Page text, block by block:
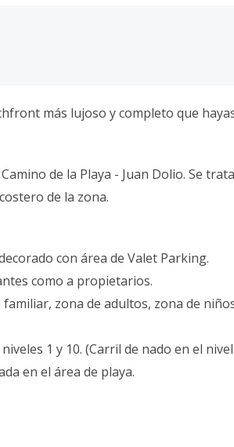
más lujoso y completo que
de la Playa - Juan Dolio. Se
de la zona.
con área de Valet Parking.
como a propietarios.
zona de adultos, zona de
1 y 10. (Carril de nado en el
en el área de playa.